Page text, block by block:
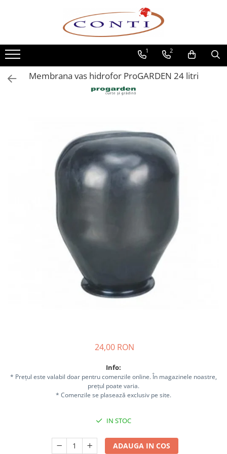
Toate Produsele
Casa si Gradina
Utilaje pentru gradina si accesorii
Atomizoare si Pulverizatoare
Masini de tuns iarba si accesorii
Motocoase si accesorii
Motosape si Motocultoare
Masini de batut stalpi
Sisteme combinate &
multifunctionale
Tocatoare de crengi si resturi
Tractoare si Utilaje agricole
Accesorii utilaje de gradina
Masini de tocat carne
Masini de umplut carnati
Accesorii articole de bucatarie
Gradina & Terasa
1 2
Membrana vas hidrofor ProGARDEN 24 litri
24,00 RON
Info:
* Prețul este valabil doar pentru comenzile online. În magazinele noastre,
prețul poate varia.
* Comenzile se plasează exclusiv pe site.
IN STOC
ADAUGA IN COS